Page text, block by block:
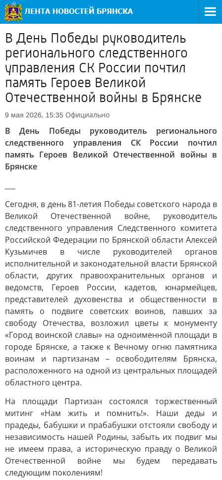
В День Победы руководитель
регионального следственного
управления СК России почтил
память Героев Великой
Отечественной войны в Брянске
9 мая 2026, 15:35 Официально
В День Победы руководитель регионального
следственного управления СК России почтил
память Героев Великой Отечественной войны в
Брянске
Сегодня, в день 81-летия Победы советского народа в
Великой Отечественной войне, руководитель
следственного управления Следственного комитета
Российской Федерации по Брянской области Алексей
Кузьмичев в числе руководителей органов
исполнительной и законодательной власти Брянской
области, других правоохранительных органов и
ведомств, Героев России, кадетов, юнармейцев,
представителей духовенства и общественности в
память о подвиге советских воинов, павших за
свободу Отечества, возложил цветы к монументу
«Город воинской славы» на одноименной площади в
городе Брянске, а также к Вечному огню памятника
воинам и партизанам – освободителям Брянска,
расположенного на одной из центральных площадей
областного центра.
На площади Партизан состоялся торжественный
митинг «Нам жить и помнить!». Наши деды и
прадеды, бабушки и прабабушки отстояли свободу и
независимость нашей Родины, забыть их подвиг мы
не имеем права, а историческую правду о Великой
Отечественной войне мы будем передавать
следующим поколениям!